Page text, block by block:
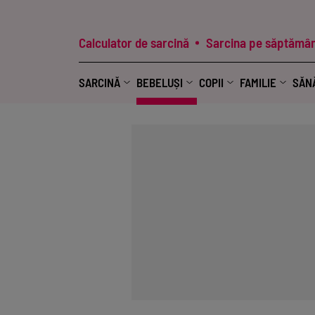
Calculator de sarcină Sarcina pe
SARCINĂ BEBELUȘI COPII FAMILIE